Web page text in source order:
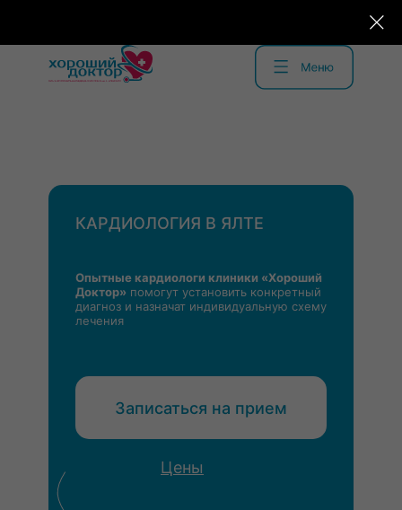
КАРДИОЛОГИЯ В ЯЛТЕ
Опытные кардиологи клиники «Хороший
Доктор» помогут установить конкретный
диагноз и назначат индивидуальную схему
лечения
Записаться на прием
Цены